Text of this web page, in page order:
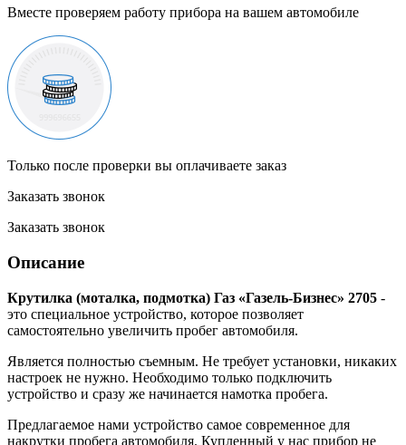
Вместе проверяем работу прибора на вашем автомобиле
Только после проверки вы оплачиваете заказ
Заказать звонок
Заказать звонок
Описание
Крутилка (моталка, подмотка) Газ «Газель-Бизнес» 2705 -
это специальное устройство, которое позволяет
самостоятельно увеличить пробег автомобиля.
Является полностью съемным. Не требует установки, никаких
настроек не нужно. Необходимо только подключить
устройство и сразу же начинается намотка пробега.
Предлагаемое нами устройство самое современное для
накрутки пробега автомобиля. Купленный у нас прибор не